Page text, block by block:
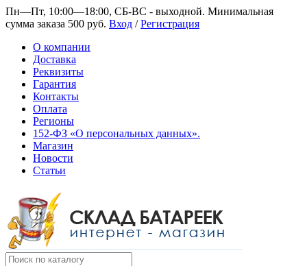
Пн—Пт, 10:00—18:00, СБ-ВС - выходной. Минимальная
сумма заказа 500 руб. Вход /Регистрация
О компании
Доставка
Реквизиты
Гарантия
Контакты
Оплата
Регионы
152-ФЗ «О персональных данных».
Магазин
Новости
Статьи